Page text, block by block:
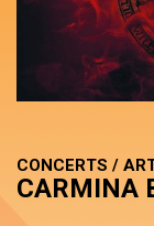
CONCERTS /
CARMINA